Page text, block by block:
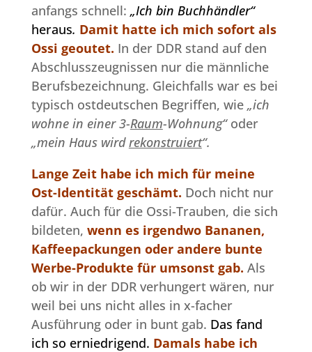
anfangs schnell: „Ich bin Buchhändler“
heraus. Damit hatte ich mich sofort als
Ossi geoutet. In der DDR stand auf den
Abschlusszeugnissen nur die männliche
Berufsbezeichnung. Gleichfalls war es bei
typisch ostdeutschen Begriffen, wie „ich
wohne in einer 3-Raum-Wohnung“oder
„mein Haus wirdrekonstruiert“.
Lange Zeit habe ich mich für meine
Ost-Identität geschämt. Doch nicht nur
dafür. Auch für die Ossi-Trauben, die sich
bildeten, wenn es irgendwo Bananen,
Kaffeepackungen oder andere bunte
Werbe-Produkte für umsonst gab. Als
ob wir in der DDR verhungert wären, nur
weil bei uns nicht alles in x-facher
Ausführung oder in bunt gab. Das fand
ich so erniedrigend. Damals habe ich